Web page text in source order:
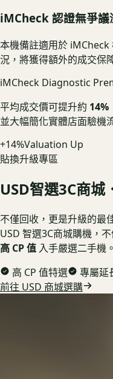
iMCheck 認證無爭議
本機備註適用於
況，將獲得額外的成交保
iMCheck Diagnostic
平均成交價可提升約 14%
並大幅簡化實體店面驗機
+14%Valuation Up
貼換升級專區
USD智選3C商城
不僅回收，更是升級的最
USD 智選3C商城購機，
高 CP 值 入手嚴選二手機。
高 CP 值特選
專屬延
前往 USD 商城選購